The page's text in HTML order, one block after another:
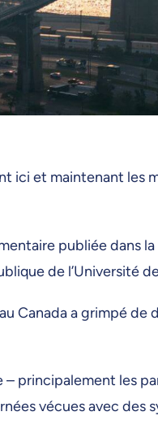
ici et maintenant les
publiée dans la
de l’Université
Canada a grimpé
principalement les
vécues avec